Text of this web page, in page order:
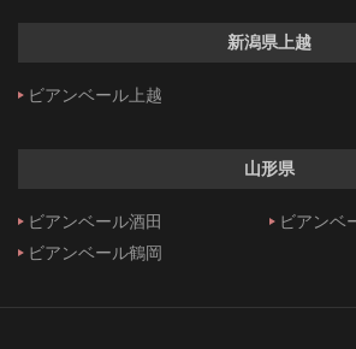
新潟県上越
ビアンベール上越
山形県
ビアンベール酒田
ビアンベ
ビアンベール鶴岡